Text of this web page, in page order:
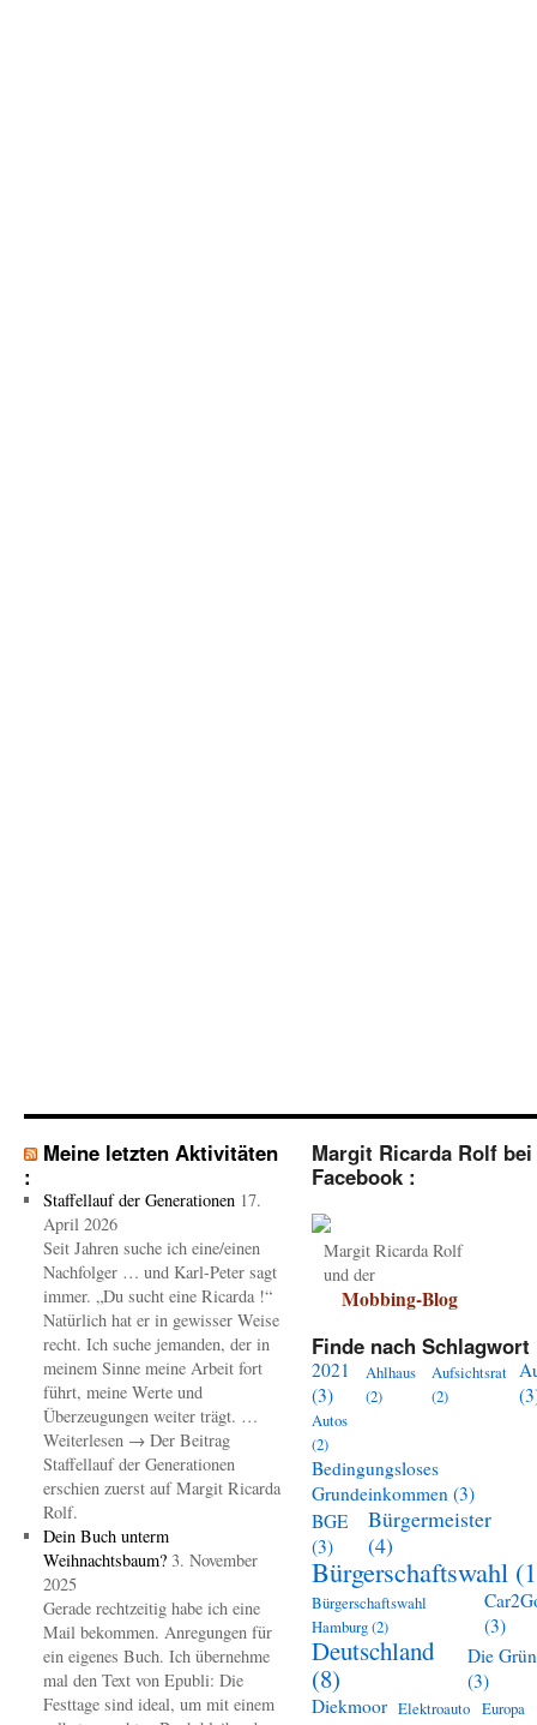
Meine letzten Aktivitäten
:
Staffellauf der Generationen 17.
April 2026
Seit Jahren suche ich eine/einen
Nachfolger … und Karl-Peter sagt
immer. „Du sucht eine Ricarda !“
Natürlich hat er in gewisser Weise
recht. Ich suche jemanden, der in
meinem Sinne meine Arbeit fort
führt, meine Werte und
Überzeugungen weiter trägt. …
Weiterlesen → Der Beitrag
Staffellauf der Generationen
erschien zuerst auf Margit Ricarda
Rolf.
Dein Buch unterm
Weihnachtsbaum? 3. November
2025
Gerade rechtzeitig habe ich eine
Mail bekommen. Anregungen für
ein eigenes Buch. Ich übernehme
mal den Text von Epubli: Die
Festtage sind ideal, um mit einem
Margit Ricarda Rolf bei
Facebook :
Margit Ricarda Rolf
und der
Mobbing-Blog
Finde nach Schlagwort
2021
(3)
Ahlhaus
(2)
Aufsichtsrat
(2)
Autos
(2)
Bedingungsloses
Grundeinkommen (3)
BGE
(3)
Bürgermeister
(4)
Bürgerschaftswahl
Bürgerschaftswahl
Hamburg(2)
(3)
Deutschland
(8)
Die
(3)
Diekmoor Elektroauto Europa